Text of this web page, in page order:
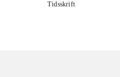
Tidsskrift